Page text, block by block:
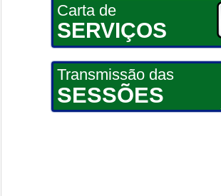
Carta de
SERVIÇOS
Transmissão das
SESSÕES